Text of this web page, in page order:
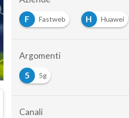
F Fastweb H Huawei
Argomenti
5
5g
Canali